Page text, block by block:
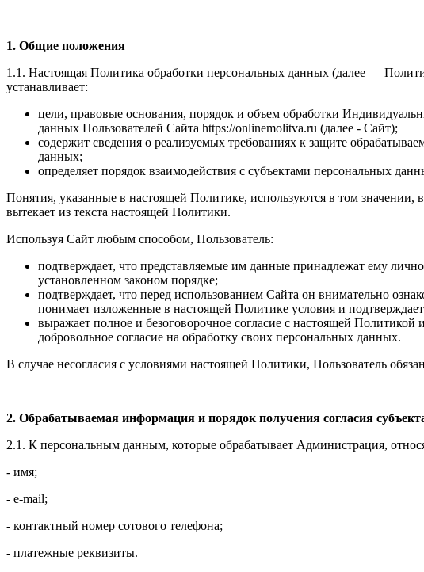
1. Общие положения
1.1. Настоящая Политика обработки персональных данных (далее —
устанавливает:
цели, правовые основания, порядок и объем обработки
данных Пользователей Сайта https://onlinemolitva.ru (далее - Сайт);
содержит сведения о реализуемых требованиях к защите
определяет порядок взаимодействия с субъектами персональных
Понятия, указанные в настоящей Политике, используются в том
вытекает из текста настоящей Политики.
Используя Сайт любым способом, Пользователь:
подтверждает, что представляемые им данные принадлежат ему
установленном законом порядке;
подтверждает, что перед использованием Сайта он внимательно
понимает изложенные в настоящей Политике условия и
выражает полное и безоговорочное согласие с настоящей
добровольное согласие на обработку своих персональных данных.
В случае несогласия с условиями настоящей Политики, Пользователь
2. Обрабатываемая информация и порядок получения согласия
2.1. К персональным данным, которые обрабатывает Администрация,
- имя;
- e-mail;
- контактный номер сотового телефона;
- платежные реквизиты.